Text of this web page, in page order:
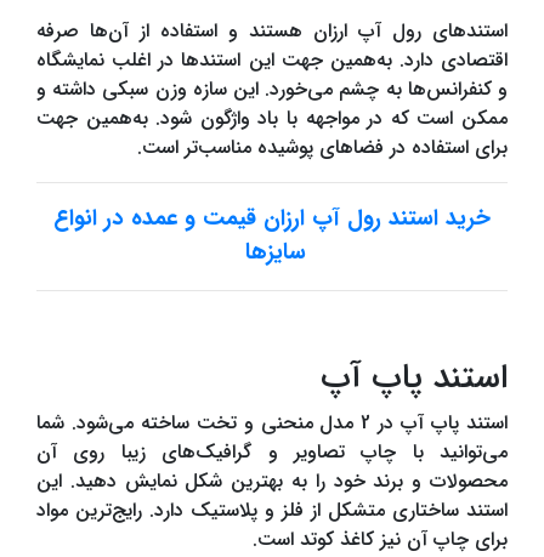
استندهای رول آپ ارزان هستند و استفاده از آن‌ها صرفه
اقتصادی دارد. به‌همین جهت این استندها در اغلب نمایشگاه
و کنفرانس‌ها به چشم می‌خورد. این سازه وزن سبکی داشته و
ممکن است که در مواجهه با باد واژگون شود. به‌همین جهت
برای استفاده در فضاهای پوشیده مناسب‌تر است.‌
خرید استند رول آپ ارزان قیمت و عمده در انواع
سایزها
استند پاپ آپ
استند پاپ آپ در 2 مدل منحنی و تخت ساخته می‌شود. شما
می‌توانید با چاپ تصاویر و گرافیک‌های زیبا روی آن
محصولات و برند خود را به بهترین شکل نمایش دهید. این
استند ساختاری متشکل از فلز و پلاستیک دارد. رایج‌ترین مواد
برای چاپ آن نیز کاغذ کوتد است.